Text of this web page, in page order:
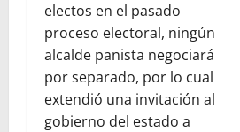
electos en el pasado
proceso electoral, ningún
alcalde panista negociará
por separado, por lo cual
extendió una invitación al
gobierno del estado a